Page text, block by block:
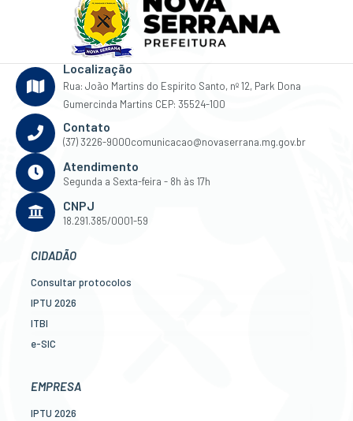
Localização
Rua: João Martins do Espirito Santo, nº 12, Park Dona
Gumercinda Martins CEP: 35524-100
Contato
(37) 3226-9000comunicacao@novaserrana.mg.gov.br
Atendimento
Segunda a Sexta-feira - 8h às 17h
CNPJ
18.291.385/0001-59
CIDADÃO
Consultar protocolos
IPTU 2026
ITBI
e-SIC
Legislação
EMPRESA
IPTU 2026